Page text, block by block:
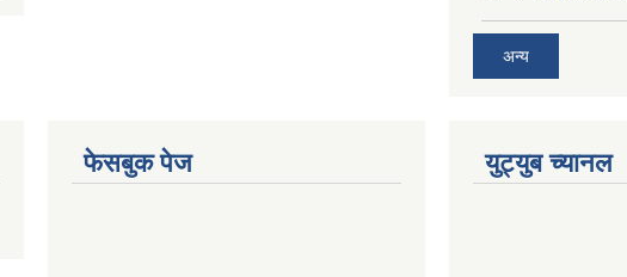
अन्य
फेसबुक पेज युट्युब च्यानल